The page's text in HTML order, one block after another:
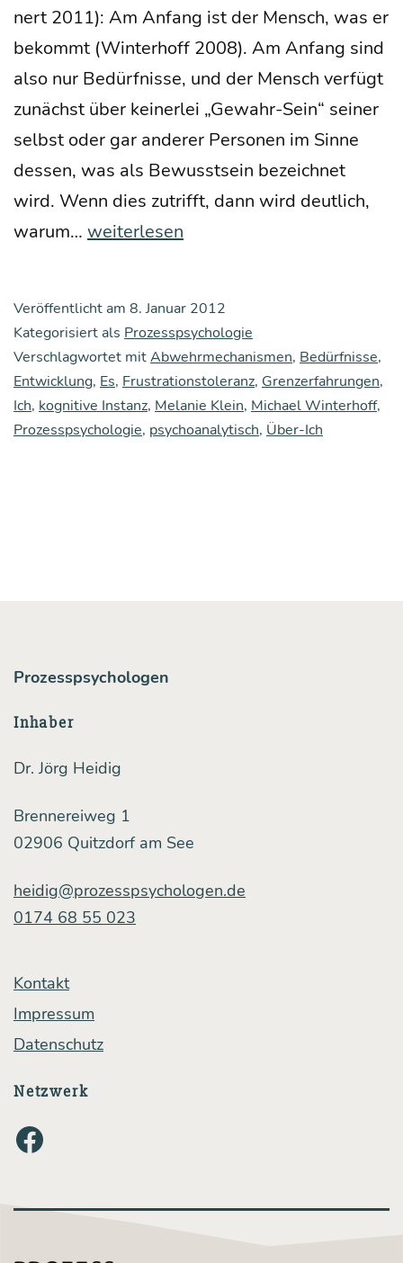
nert 2011): Am Anfang ist der Mensch, was er
bekommt (Win­ter­hoff 2008). Am Anfang sind
also nur Bedürf­nis­se, und der Mensch ver­fügt
zunächst über kei­ner­lei „Gewahr-Sein“ sei­ner
selbst oder gar ande­rer Per­so­nen im Sin­ne
des­sen, was als Bewusst­sein bezeich­net
wird. Wenn dies zutrifft, dann wird deut­lich,
war­um… Wie
ckelt
sich
das Ich?
weiterlesen
Veröffentlicht am 8. Januar 2012
Kategorisiert als Prozesspsychologie
Verschlagwortet mitAbwehrmechanismen, Bedürfnisse,
Entwicklung, Es, Frustrationstoleranz, Grenzerfahrungen,
Ich, kognitive Instanz, Melanie Klein, Michael Winterhoff,
Prozesspsychologie, psychoanalytisch, Über-Ich
Prozesspsychologen
Inhaber
Dr. Jörg Heidig
Brennereiweg 1
02906 Quitzdorf am See
heidig@prozesspsychologen.de
0174 68 55 023
Kontakt
Impressum
Datenschutz
Netzwerk
Facebook